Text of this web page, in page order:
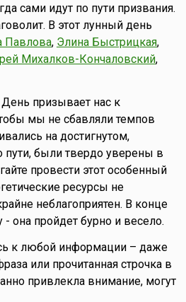
сами идут по пути призвания.
В этот лунный день
Павлова, Элина Быстрицкая,
Михалков-Кончаловский,
День призывает нас к
мы не сбавляли темпов
на достигнутом,
были твердо уверены в
провести этот особенный
ресурсы не
неблагоприятен. В конце
- она пройдет бурно и весело.
к любой информации – даже
или прочитанная строчка в
привлекла внимание, могут